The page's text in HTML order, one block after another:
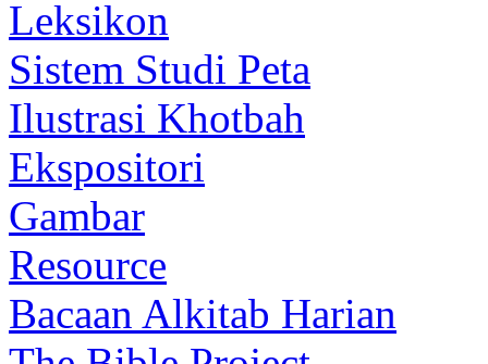
Leksikon
Sistem Studi Peta
Ilustrasi Khotbah
Ekspositori
Gambar
Resource
Bacaan Alkitab Harian